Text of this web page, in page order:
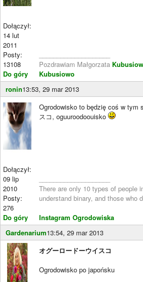
Dołączył:
14 lut
2011
Posty:
13108
Do góry
Pozdrawiam Małgorzata
Kubusiowo
ronin13:53, 29 mar 2013
Dołączył:
09 lip
2010
Posty:
276
Do góry
Ogrodowisko to będzię coś w tym
スコ, oguuroodoouisko
There are only 10 types of people
understand binary, and those who
Instagram Ogrodowiska
Gardenarium13:54, 29 mar 2013
オグーロードーウイスコ
Ogrodowisko po japońsku